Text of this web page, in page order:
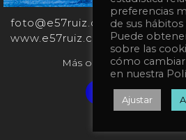
foto@e57ruiz.com
www.e57ruiz.com
Más obras en la galería
Verified artist on
preferencias
de sus
Puede
sobre las
cómo
en nuestra
Ajustar